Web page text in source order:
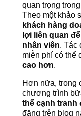
quan trọng
Theo một khảo
khách hàng
lợi liên quan
nhân viên. Tác
miễn phí có thể
cao hơn.
Hơn nữa, trong
chương trình
thế cạnh tranh
đăng trên blog